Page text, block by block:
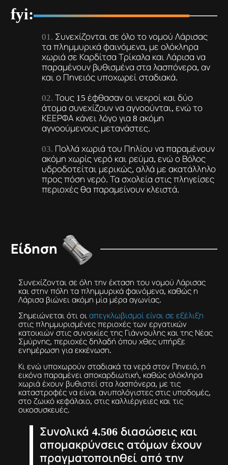
fyi:
Συνεχίζονται σε όλο το νομού Λάρισας
τα πλημμυρικά φαινόμενα, με ολόκληρα
χωριά σε Καρδίτσα Τρίκαλα και Λάρισα να
παραμένουν βυθισμένα στα λασπόνερα, αν
και ο Πηνειός υποχωρεί σταδιακά.
Τους 15 έφθασαν οι νεκροί και δύο
άτομα συνεχίζουν να αγνοούνται, ενώ το
ΚΕΕΡΦΑ κάνει λόγο για 8 ακόμη
αγνοούμενους μετανάστες.
Πολλά χωριά του Πηλίου να παραμένουν
ακόμη χωρίς νερό και ρεύμα, ενώ ο Βόλος
υδροδοτείται μερικώς, αλλά με ακατάλληλο
προς πόση νερό. Τα σχολεία στις πληγείσες
περιοχές θα παραμείνουν κλειστά.
Είδηση
Συνεχίζονται σε όλη την έκταση του νομού Λάρισας
και στην πόλη τα πλημμυρικά φαινόμενα, καθώς η
Λάρισα βιώνει ακόμη μία μέρα αγωνίας.
Σημειώνεται ότι οι απεγκλωβισμοί είναι σε εξέλιξη
στις πλημμυρισμένες περιοχές των εργατικών
κατοικιών στις συνοικίες της Γιάννουλης και της Νέας
Σμύρνης, περιοχές δηλαδή όπου χθες υπήρξε
ενημέρωση για εκκένωση.
Κι ενώ υποχωρούν σταδιακά τα νερά στον Πηνειό, η
εικόνα παραμένει αποκαρδιωτική, καθώς ολόκληρα
χωριά έχουν βυθιστεί στα λασπόνερα, με τις
καταστροφές να είναι ανυπολόγιστες στις υποδομές,
στο ζωικό κεφάλαιο, στις καλλιέργειες και τις
οικοσυσκευές.
Συνολικά 4.506 διασώσεις και
απομακρύνσεις ατόμων έχουν
πραγματοποιηθεί από την